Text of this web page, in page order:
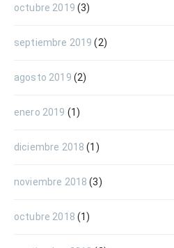
octubre 2019 (3)
septiembre 2019 (2)
agosto 2019 (2)
enero 2019 (1)
diciembre 2018 (1)
noviembre 2018 (3)
octubre 2018 (1)